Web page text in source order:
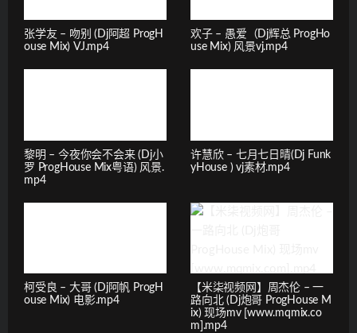
张学友 – 吻别 (Dj阿超 ProgH
ouse Mix) VJ.mp4
欢子 – 愚爱（Dj辉总 ProgHo
use Mix) 风景vj.mp4
黎明 – 今夜你会不会来 (Dj小
罗 ProgHouse Mix粤语) 风景.
mp4
许慧欣 – 七月七日晴(Dj Funk
yHouse ) vj素材.mp4
柯受良 – 大哥 (Dj阿帆 ProgH
ouse Mix) 电影.mp4
【米柒视频网】周杰伦 – 一
路向北 (Dj炮哥 ProgHouse M
ix) 现场mv [www.mqmix.co
m].mp4